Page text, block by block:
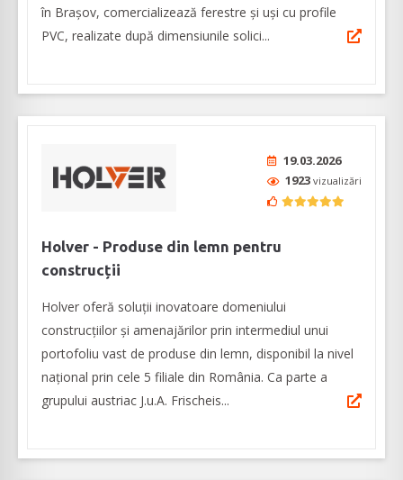
în Brașov, comercializează ferestre și uși cu profile
PVC, realizate după dimensiunile solici...
19.03.2026
1923 vizualizări
Holver - Produse din lemn pentru
construcții
Holver oferă soluții inovatoare domeniului
construcțiilor și amenajărilor prin intermediul unui
portofoliu vast de produse din lemn, disponibil la nivel
național prin cele 5 filiale din România. Ca parte a
grupului austriac J.u.A. Frischeis...